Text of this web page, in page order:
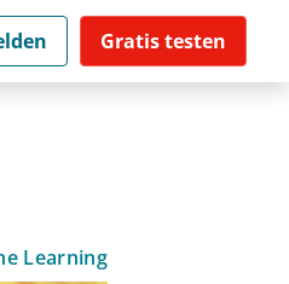
Gratis testen
Learning